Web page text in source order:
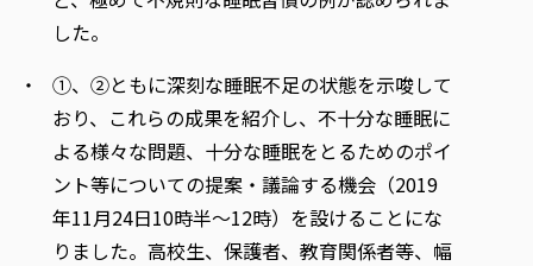
した。
①、②ともに深刻な睡眠不足の状態を示唆して
おり、これらの成果を紹介し、不十分な睡眠に
よる様々な問題、十分な睡眠をとるためのポイ
ント等についての提案・議論する機会（2019
年11月24日10時半～12時）を設けることにな
りました。高校生、保護者、教育関係者等、幅